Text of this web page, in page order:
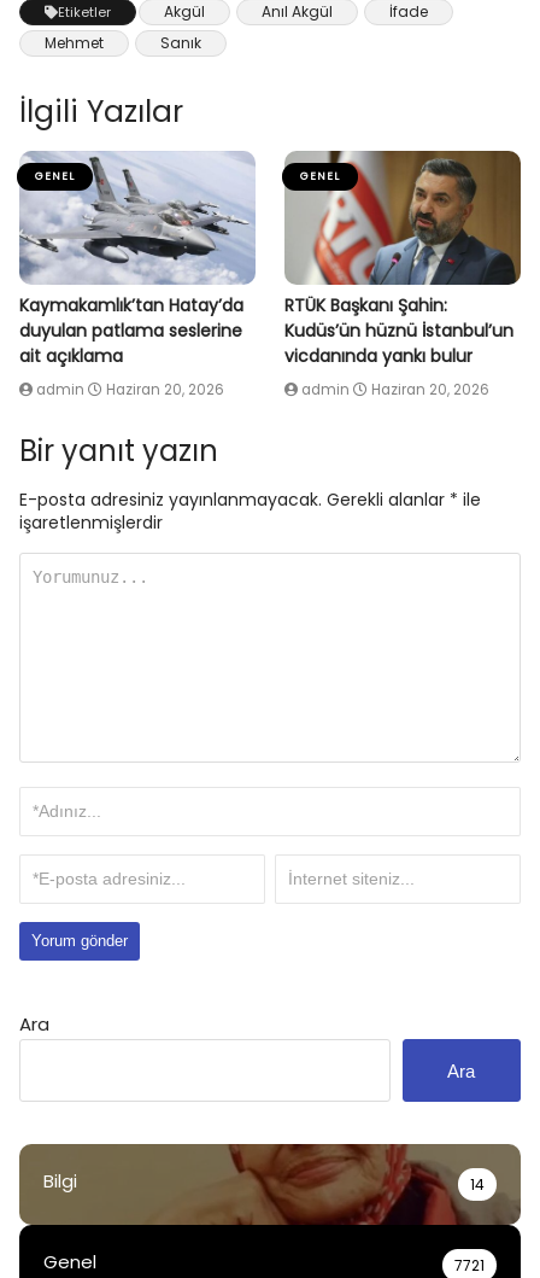
Etiketler Akgül Anıl Akgül
İfade
Mehmet
Sanık
İlgili Yazılar
GENEL
Kaymakamlık’tan Hatay’da
duyulan patlama seslerine
ait açıklama
admin Haziran 20, 2026
GENEL
RTÜK Başkanı Şahin:
Kudüs’ün hüznü İstanbul’un
vicdanında yankı bulur
admin Haziran 20, 2026
Bir yanıt yazın
E-posta adresiniz yayınlanmayacak. Gerekli alanlar * ile
işaretlenmişlerdir
Ara
Ara
Bilgi 14
Genel 7721